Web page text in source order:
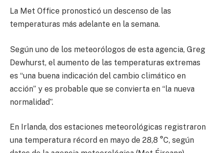
La Met Office pronosticó un descenso de las
temperaturas más adelante en la semana.
Según uno de los meteorólogos de esta agencia, Greg
Dewhurst, el aumento de las temperaturas extremas
es “una buena indicación del cambio climático en
acción” y es probable que se convierta en “la nueva
normalidad”.
En Irlanda, dos estaciones meteorológicas registraron
una temperatura récord en mayo de 28,8 °C, según